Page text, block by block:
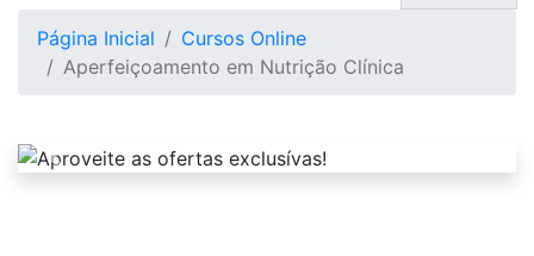
Página Inicial
Cursos Online
Aperfeiçoamento em Nutrição Clínica